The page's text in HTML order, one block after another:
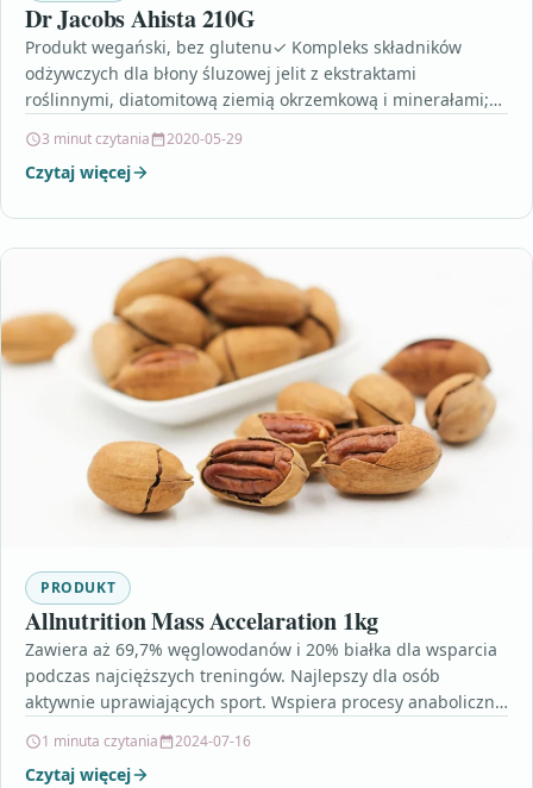
Dr Jacobs Ahista 210G
Produkt wegański, bez glutenu✓ Kompleks składników
odżywczych dla błony śluzowej jelit z ekstraktami
roślinnymi, diatomitową ziemią okrzemkową i minerałami;✓
3 minut czytania 2020-05-29
Czytaj więcej
PRODUKT
Allnutrition Mass Accelaration 1kg
Zawiera aż 69,7% węglowodanów i 20% białka dla wsparcia
podczas najcięższych treningów. Najlepszy dla osób
aktywnie uprawiających sport. Wspiera procesy anaboliczne
1 minuta czytania 2024-07-16
Czytaj więcej